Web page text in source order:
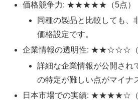
価格競争力: ★★★★★（5点）
同種の製品と比較しても、
価格設定です。
企業情報の透明性: ★★☆☆☆（
詳細な企業情報が公開され
の特定が難しい点がマイナ
日本市場での実績: ★★★★☆（